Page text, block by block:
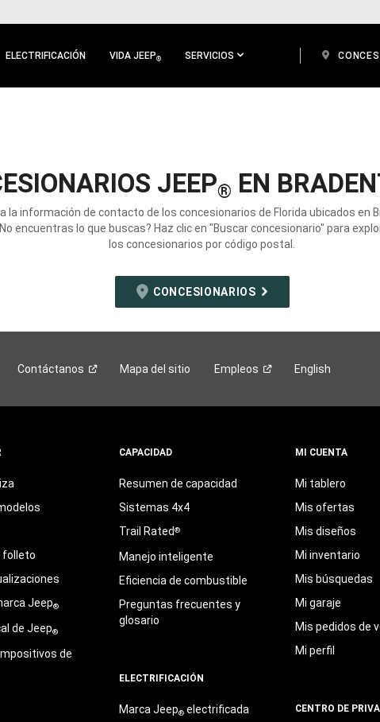
ELECTRIFICACIÓN VIDA JEEP® SERVICIOS
JEEP® EN
la información de contacto de los concesionarios de Florida ubicados en
encuentras lo que buscas? Haz clic en "Buscar concesionario" para
los concesionarios por código postal.
CONCESIONARIOS
Contáctanos Mapa del sitio Empleos English
folleto
Jeep®
de Jeep®
de
CAPACIDAD
Resumen de capacidad
Sistemas 4x4
Trail Rated®
Manejo inteligente
Eficiencia de combustible
Preguntas frecuentes y
glosario
ELECTRIFICACIÓN
Marca Jeep®electrificada
MI CUENTA
Mi tablero
Mis ofertas
Mis diseños
Mi inventario
Mis búsquedas
Mi garaje
Mis pedidos de
Mi perfil
CENTRO DE